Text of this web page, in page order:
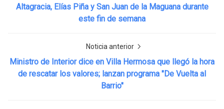
Altagracia, Elías Piña y San Juan de la Maguana durante
este fin de semana
Noticia anterior
Ministro de Interior dice en Villa Hermosa que llegó la hora
de rescatar los valores; lanzan programa "De Vuelta al
Barrio"